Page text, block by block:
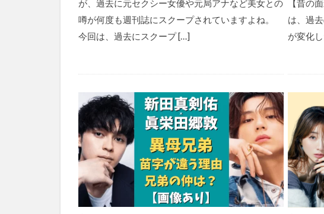
が、過去に元セクシー女優や元局アナなど美女との
噂が何度も週刊誌にスクープされていますよね。
今回は、過去にスクープ […]
【昔の
は、過
が変化